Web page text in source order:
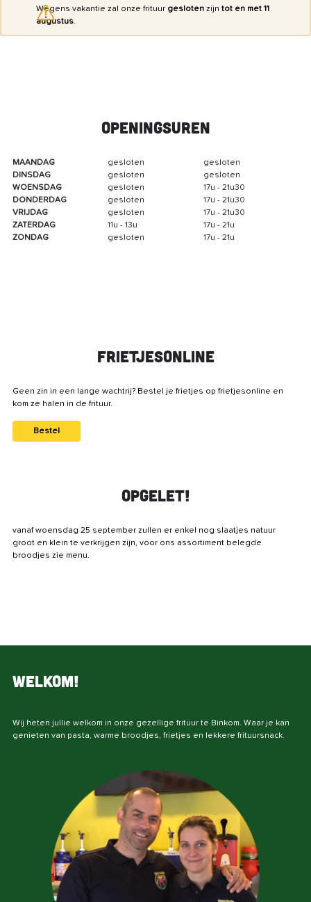
Wegens vakantie zal onze frituur gesloten zijn tot en met 11
augustus.
Openingsuren
MAANDAG
DINSDAG
WOENSDAG
DONDERDAG
VRIJDAG
ZATERDAG
ZONDAG
gesloten
gesloten
gesloten
gesloten
gesloten
11u - 13u
gesloten
gesloten
gesloten
17u - 21u30
17u - 21u30
17u - 21u30
17u - 21u
17u - 21u
Frietjesonline
Geen zin in een lange wachtrij? Bestel je frietjes op frietjesonline en
kom ze halen in de frituur.
Bestel
Opgelet!
vanaf woensdag 25 september zullen er enkel nog slaatjes natuur
groot en klein te verkrijgen zijn, voor ons assortiment belegde
broodjes zie menu.
Welkom!
Wij heten jullie welkom in onze gezellige frituur te Binkom. Waar je kan
genieten van pasta, warme broodjes, frietjes en lekkere frituursnack.